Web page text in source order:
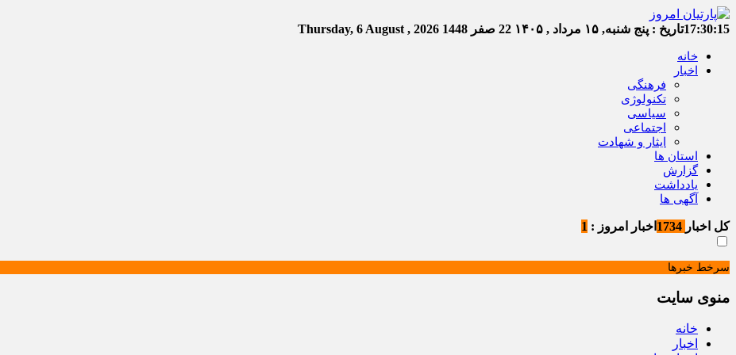
17:30:16تاریخ : پنج شنبه, ۱۵ مرداد , ۱۴۰۵ 22 صفر 1448
خانه
اخبار
فرهنگی
تکنولوژی
سیاسی
اجتماعی
ایثار و شهادت
استان ها
گزارش
یادداشت
آگهی ها
کل اخبار اخبار امروز : 1
سرخط خبرها
منوی سایت
خانه
اخبار